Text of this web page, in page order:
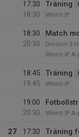
17:30
18:30
Träning
Winnö IP
18:30
20:30
Match
Division 3
Winnö IP
18:45
19:45
Träning
Winnö IP
19:00
20:30
Winnö IP
27
17:30
Träning